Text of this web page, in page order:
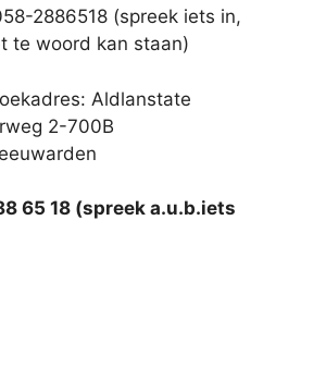
2886518 (spreek iets in,
te woord kan staan)
Aldlanstate
2-700B
65 18 (spreek a.u.b.iets